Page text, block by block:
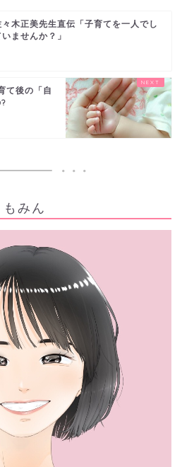
々木正美先生直伝「子育てを一人でし
ませんか？」
て後の「自
みん